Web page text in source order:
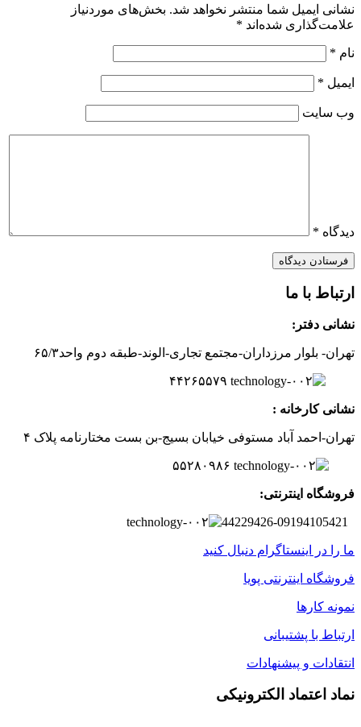
نشانی ایمیل شما منتشر نخواهد شد. بخش‌های موردنیاز
علامت‌گذاری شده‌اند *
نام *
ایمیل *
وب‌ سایت
دیدگاه *
ارتباط با ما
نشانی دفتر:
تهران- بلوار مرزداران-مجتمع تجاری-الوند-طبقه دوم واحد۶ ۵/۳
۲۶۵۵۷۹
نشانی کارخانه :
تهران- احمد آباد مستوفی خیابان بسیج-بن بست مختارنامه پلاک ۴
فروشگاه اینترنتی:
44229426-09194105421
ما را در اینستاگرام دنبال کنید
فروشگاه اینترنتی پویا
نمونه کارها
ارتباط با پشتیبانی
انتقادات و پیشنهادات
نماد اعتماد الکترونیکی